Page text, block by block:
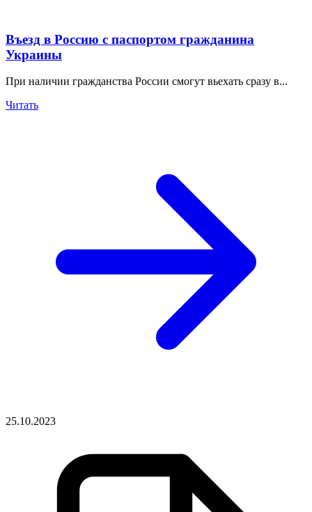
Въезд в Россию с паспортом гражданина
Украины
При наличии гражданства России смогут вьехать сразу в...
Читать
25.10.2023